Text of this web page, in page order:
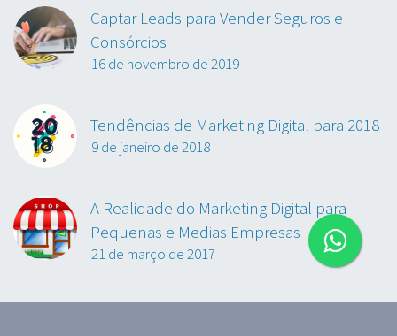
Captar Leads para Vender Seguros e
Consórcios
16 de novembro de 2019
Tendências de Marketing Digital para 2018
9 de janeiro de 2018
A Realidade do Marketing Digital para
Pequenas e Medias Empresas
21 de março de 2017